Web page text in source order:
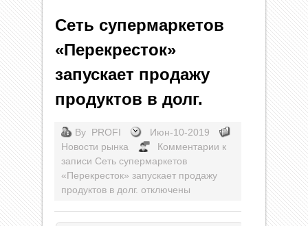
Сеть супермаркетов
«Перекресток»
запускает продажу
продуктов в долг.
By PROFI
Июн-10-2019
Новости рынка
Комментарии к
записи Сеть супермаркетов
«Перекресток» запускает продажу
продуктов в долг. отключены